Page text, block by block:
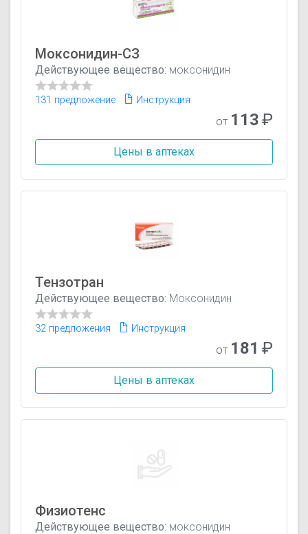
Моксонидин-СЗ
Действующее вещество: моксонидин
131 предложение Инструкция
от 113₽
Цены в аптеках
Тензотран
Действующее вещество: Моксонидин
32 предложения Инструкция
от 181 ₽
Цены в аптеках
Физиотенс
Действующее вещество: моксонидин